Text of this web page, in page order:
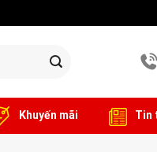
Khuyến mãi Tin